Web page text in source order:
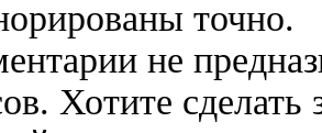
точно.
не
Хотите